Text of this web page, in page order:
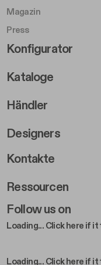
Loading... Click here if it
Follow us on
Loading... Click here if it
Magazin
Press
Footer Right
Konfigurator
Kataloge
Händler
Designers
Footer Right 2
Kontakte
Ressourcen